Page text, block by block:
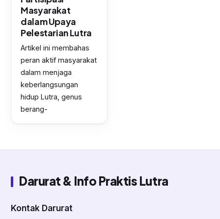
Masyarakat
dalam Upaya
Pelestarian Lutra
Artikel ini membahas
peran aktif masyarakat
dalam menjaga
keberlangsungan
hidup Lutra, genus
berang-
Darurat & Info Praktis Lutra
Kontak Darurat